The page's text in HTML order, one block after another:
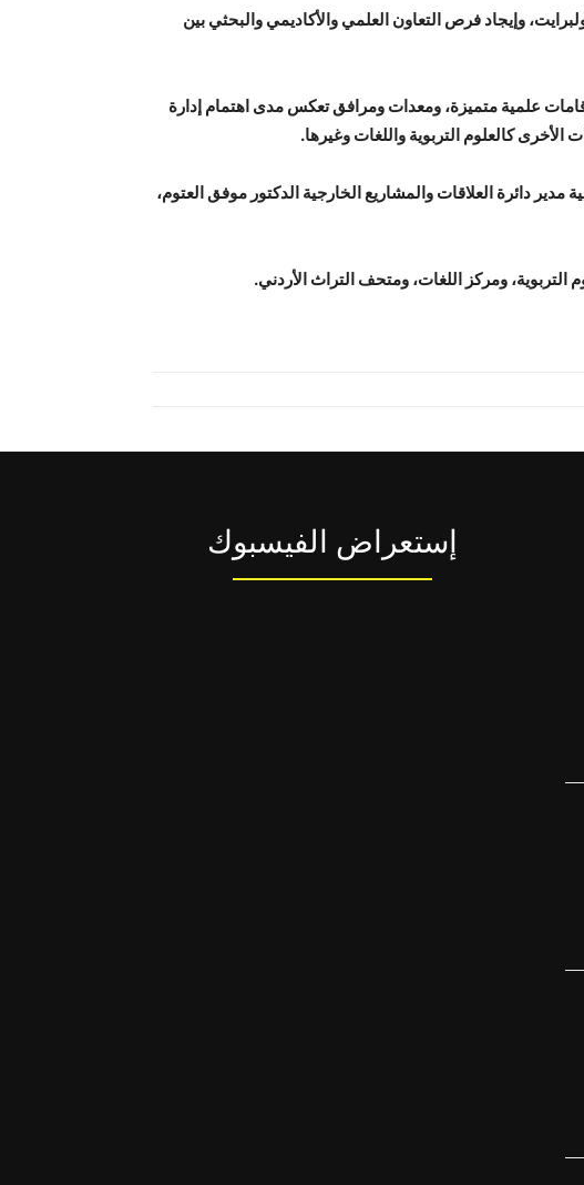
وإيجاد فرص التعاون العلمي والأكاديمي والبحثي بين
علمية متميزة، ومعدات ومرافق تعكس مدى اهتمام إدارة
الأخرى كالعلوم التربوية واللغات وغيرها.
دائرة العلاقات والمشاريع الخارجية الدكتور موفق العتوم،
ومركز اللغات، ومتحف التراث الأردني.
إستعراض الفيسبوك